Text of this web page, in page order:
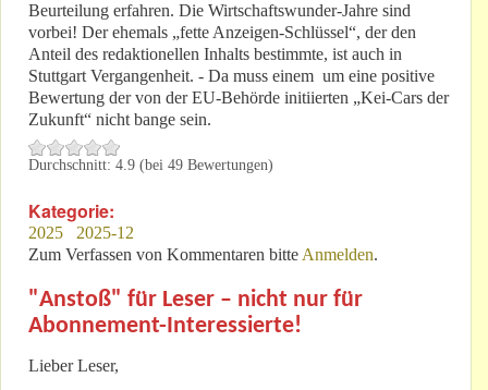
Beurteilung erfahren. Die Wirtschaftswunder-Jahre sind
vorbei! Der ehemals „fette Anzeigen-Schlüssel“, der den
Anteil des redaktionellen Inhalts bestimmte, ist auch in
Stuttgart Vergangenheit. - Da muss einem um eine positive
Bewertung der von der EU-Behörde initiierten „Kei-Cars der
Zukunft“ nicht bange sein.
Durchschnitt: 4.9 (bei 49 Bewertungen)
Kategorie:
2025
2025-12
Zum Verfassen von Kommentaren bitte Anmelden.
"Anstoß" für Leser – nicht nur für
Abonnement-Interessierte!
Lieber Leser,